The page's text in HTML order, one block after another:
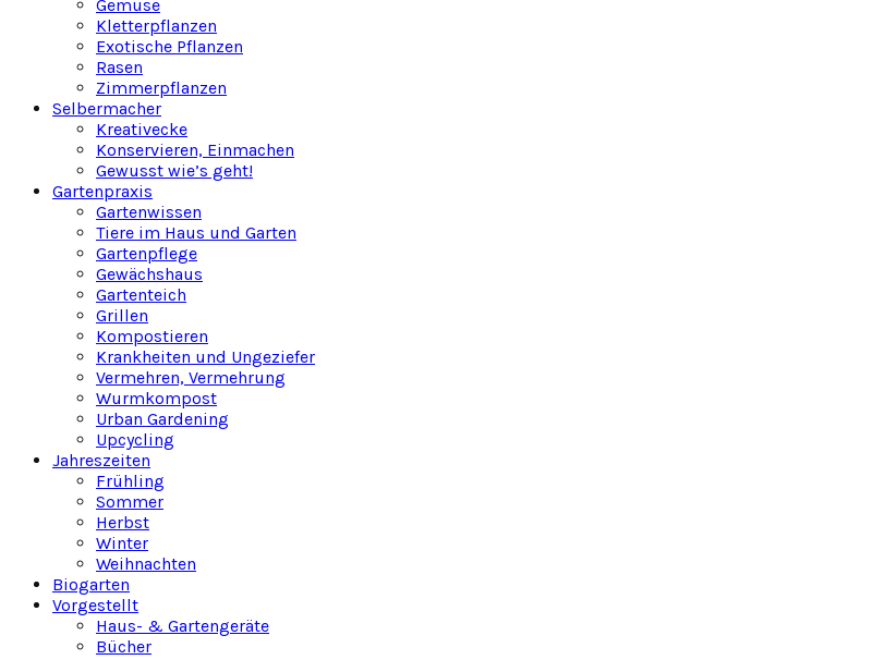
Gemüse
Kletterpflanzen
Exotische Pflanzen
Rasen
Zimmerpflanzen
Selbermacher
Kreativecke
Konservieren, Einmachen
Gewusst wie’s geht!
Gartenpraxis
Gartenwissen
Tiere im Haus und Garten
Gartenpflege
Gewächshaus
Gartenteich
Grillen
Kompostieren
Krankheiten und Ungeziefer
Vermehren, Vermehrung
Wurmkompost
Urban Gardening
Upcycling
Jahreszeiten
Frühling
Sommer
Herbst
Winter
Weihnachten
Biogarten
Vorgestellt
Haus- & Gartengeräte
Bücher